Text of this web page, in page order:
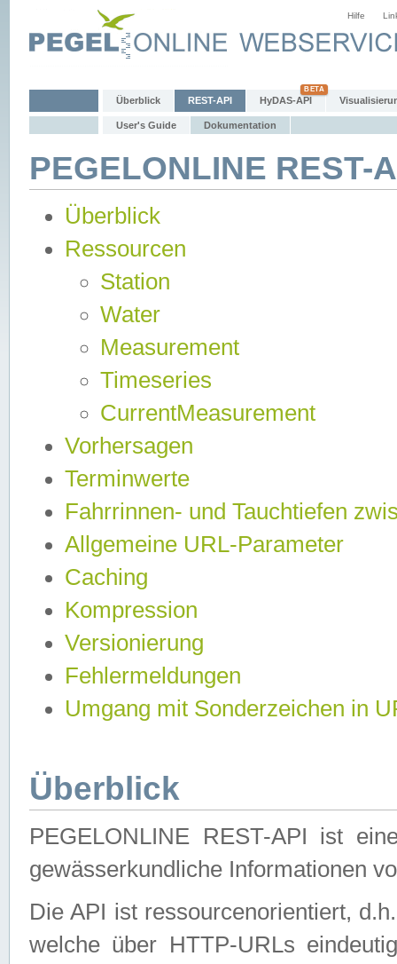
Hilfe
Überblick REST-API HyDAS-API
User's Guide Dokumentation
PEGELONLINE
Überblick
Ressourcen
Station
Water
Measurement
Timeseries
CurrentMeasurement
Vorhersagen
Terminwerte
Fahrrinnen- und Tauchtiefen
Allgemeine URL-Parameter
Caching
Kompression
Versionierung
Fehlermeldungen
Umgang mit Sonderzeichen in
Überblick
PEGELONLINE REST-API ist
gewässerkundliche Informationen
Die API ist ressourcenorientiert,
welche über HTTP-URLs